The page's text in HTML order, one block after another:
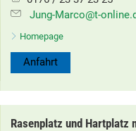
Jung-Marco@t-
Homepage
Anfahrt
Rasenplatz und Hartplatz